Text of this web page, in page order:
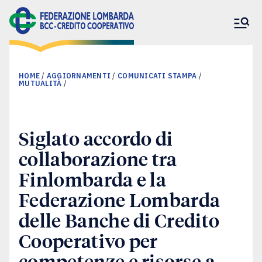
La Federazione
Banche associate
Il nostro impegno
Aggiornamenti
HOME/ AGGIORNAMENTI / COMUNICATI STAMPA /
MUTUALITÀ /
Siglato accordo di
collaborazione tra
Finlombarda e la
Federazione Lombarda
delle Banche di Credito
Cooperativo per